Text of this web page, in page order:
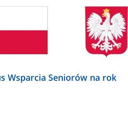
Wsparcia Seniorów na rok